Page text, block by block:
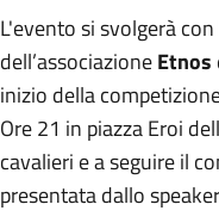
L'evento si svolgerà
dell’associazioneEtnos
inizio della
Ore 21 in piazza Eroi
cavalieri e a seguire il
presentata dallo speaker